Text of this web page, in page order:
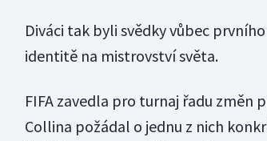
Diváci tak byli svědky vůbec
identitě na mistrovství světa.
FIFA zavedla pro turnaj řadu změn
Collina požádal o jednu z nich